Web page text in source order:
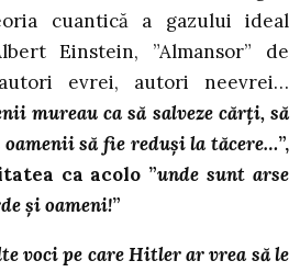
cuantică a gazului ideal
Einstein, ”Almansor” de
evrei, autori neevrei…
mureau ca să salveze cărți, să
să fie reduși la tăcere…”,
ca acolo ”unde sunt arse
și oameni!”
voci pe care Hitler ar vrea să le